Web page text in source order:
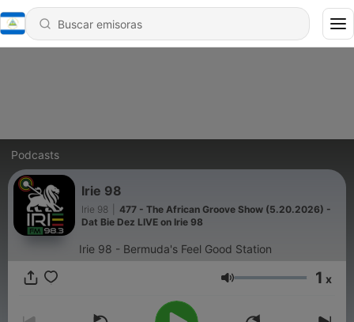
Podcasts
Irie 98
Irie 98
477 - The African Groove Show (5.20.2026) -
Dat Bie Dez LIVE on Irie 98
Irie 98 - Bermuda's Feel Good Station
Volumen 1 x